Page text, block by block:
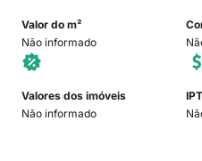
Valor do m²
Não informado
Valores dos imóveis
Não informado